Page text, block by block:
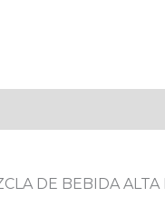
DE BEBIDA